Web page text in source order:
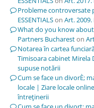
Probleme controversate
ESSENTIALSon Art.
What do you know
Partners Buchareston
Notarea în cartea
Timisoara cabinet Mirela
supuse notării
Cum se face un divorÈ;
locale | Ziare locale
întreţinerii